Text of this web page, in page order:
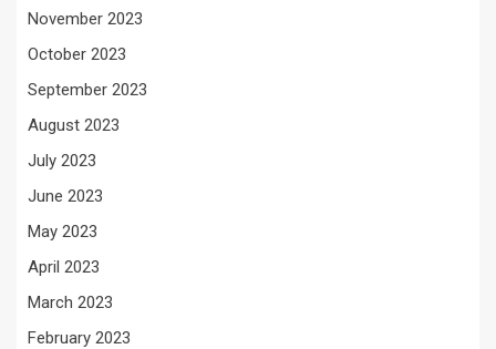
November 2023
October 2023
September 2023
August 2023
July 2023
June 2023
May 2023
April 2023
March 2023
February 2023